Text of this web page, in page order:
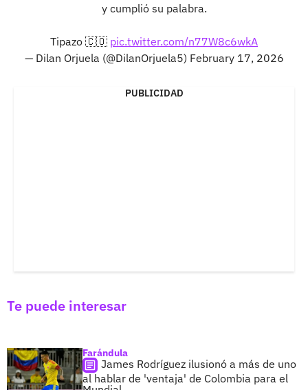
y cumplió su palabra.
Tipazo 🇨🇴 pic.twitter.com/n77W8c6wkA
— Dilan Orjuela (@DilanOrjuela5) February 17, 2026
PUBLICIDAD
Te puede interesar
Farándula
James Rodríguez ilusionó a más de uno
al hablar de 'ventaja' de Colombia para el